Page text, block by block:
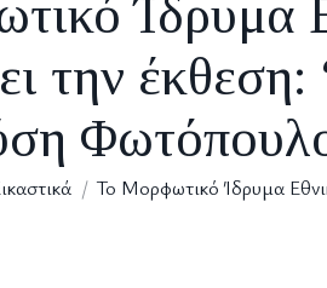
Ίδρυμα
την
Το Μορφωτικό Ίδρυμα